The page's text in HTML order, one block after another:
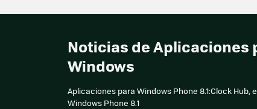
Noticias de Aplicaciones
Windows
Aplicaciones para Windows Phone 8.1:Clock
Windows Phone 8.1